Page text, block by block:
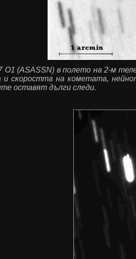
(ASASSN) в полето на 2-м
скоростта на кометата,
оставят дълги следи.